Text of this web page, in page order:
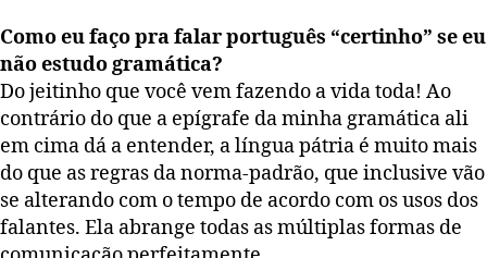
Como eu faço pra falar português “certinho” se eu
não estudo gramática?
Do jeitinho que você vem fazendo a vida toda! Ao
contrário do que a epígrafe da minha gramática ali
em cima dá a entender, a língua pátria é muito mais
do que as regras da norma-padrão, que inclusive vão
se alterando com o tempo de acordo com os usos dos
falantes. Ela abrange todas as múltiplas formas de